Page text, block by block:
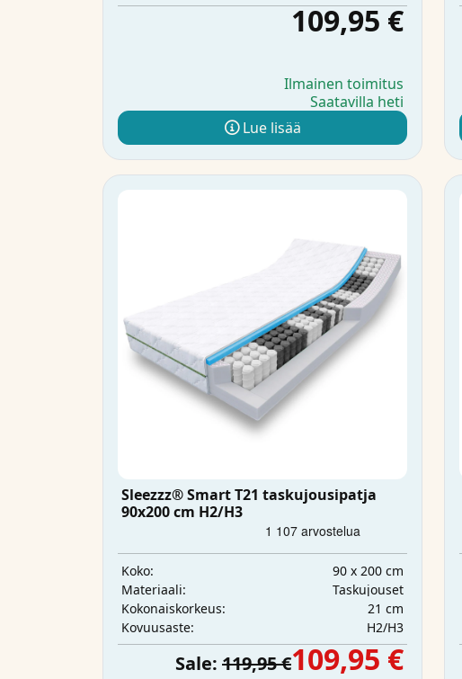
109,95 €
Ilmainen toimitus
Saatavilla heti
Lue lisää
Sleezzz® Smart T21 taskujousipatja
90x200 cm H2/H3
Koko:
90 x 200 cm
Materiaali:
Taskujouset
Kokonaiskorkeus:
21 cm
Kovuusaste:
H2/H3
Sale: 119,95 €109,95 €